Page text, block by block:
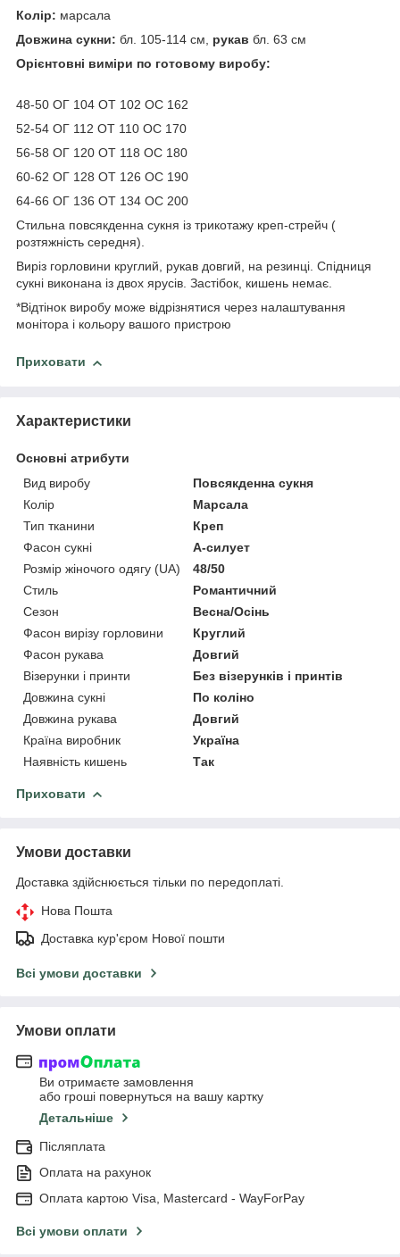
Колір: марсала
Довжина сукни: бл. 105-114 см, рукав бл. 63 см
Орієнтовні виміри по готовому виробу:
48-50 ОГ 104 ОТ 102 ОС 162
52-54 ОГ 112 ОТ 110 ОС 170
56-58 ОГ 120 ОТ 118 ОС 180
60-62 ОГ 128 ОТ 126 ОС 190
64-66 ОГ 136 ОТ 134 ОС 200
Стильна повсякденна сукня із трикотажу креп-стрейч (
розтяжність середня).
Виріз горловини круглий, рукав довгий, на резинці. Спідниця
сукні виконана із двох ярусів. Застібок, кишень немає.
*Відтінок виробу може відрізнятися через налаштування
монітора і кольору вашого пристрою
Приховати
Характеристики
Основні атрибути
Вид виробу
Повсякденна сукня
Колір
Марсала
Тип тканини
Креп
Фасон сукні
А-силует
Розмір жіночого одягу (UA)
48/50
Стиль
Романтичний
Сезон
Весна/Осінь
Фасон вирізу горловини
Круглий
Фасон рукава
Довгий
Візерунки і принти
Без візерунків і принтів
Довжина сукні
По коліно
Довжина рукава
Довгий
Країна виробник
Україна
Наявність кишень
Так
Приховати
Умови доставки
Доставка здійснюється тільки по передоплаті.
Нова Пошта
Доставка кур'єром Нової пошти
Всі умови доставки
Умови оплати
Ви отримаєте замовлення
або гроші повернуться на вашу картку
Детальніше
Післяплата
Оплата на рахунок
Оплата картою Visa, Mastercard - WayForPay
Всі умови оплати